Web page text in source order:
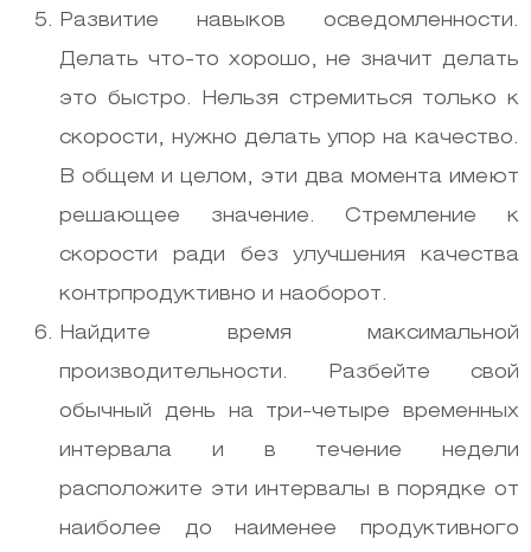
Развитие навыков осведомленности.
Делать что-то хорошо, не значит делать
это быстро. Нельзя стремиться только к
скорости, нужно делать упор на качество.
В общем и целом, эти два момента имеют
решающее значение. Стремление к
скорости ради без улучшения качества
контрпродуктивно и наоборот.
Найдите время максимальной
производительности. Разбейте свой
обычный день на три-четыре временных
интервала и в течение недели
расположите эти интервалы в порядке от
наиболее до наименее продуктивного